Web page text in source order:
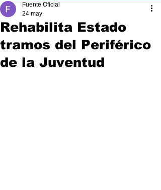
Rehabilita Estado
tramos del Periférico
de la Juventud
Fuente Oficial
24 may